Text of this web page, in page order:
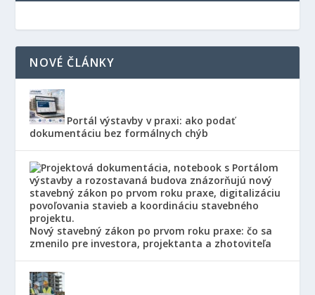
NOVÉ ČLÁNKY
Portál výstavby v praxi: ako podať
dokumentáciu bez formálnych chýb
Nový stavebný zákon po prvom roku praxe: čo sa
zmenilo pre investora, projektanta a zhotoviteľa